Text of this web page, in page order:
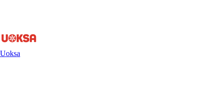
Uoksa